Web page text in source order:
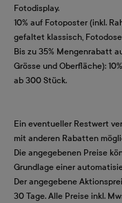
Fotodisplay.
10% auf Fotoposter (inkl.
gefaltet klassisch,
Bis zu 35% Mengenrabatt
Grösse und Oberfläche):
ab 300 Stück.
Ein eventueller Restwert
mit anderen Rabatten
Die angegebenen Preise
Grundlage einer
Der angegebene
30 Tage. Alle Preise inkl.